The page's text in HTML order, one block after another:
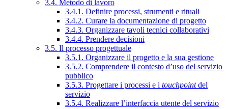
3.4. Metodo di lavoro
3.4.1. Definire processi, strumenti e rituali
3.4.2. Curare la documentazione di progetto
3.4.3. Organizzare tavoli tecnici collaborativi
3.4.4. Prendere decisioni
3.5. Il processo progettuale
3.5.1. Organizzare il progetto e la sua gestione
3.5.2. Comprendere il contesto d’uso del servizio
pubblico
3.5.3. Progettare i processi e i touchpointdel
servizio
3.5.4. Realizzare l’interfaccia utente del servizio